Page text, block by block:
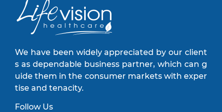
We have been widely appreciated by our client
s as dependable business partner, which can g
uide them in the consumer markets with exper
tise and tenacity.
Follow Us